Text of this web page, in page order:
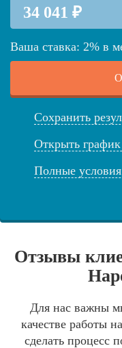
Ваша ставка: 2% в
Сохранить
Открыть
Полные
Отзывы
Для нас важны
качестве работы
сделать процесс